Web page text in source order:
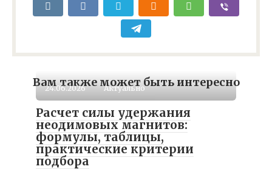
Вам также может быть интересно
24.06.2026 Актуально
Расчет силы удержания
неодимовых магнитов:
формулы, таблицы,
практические критерии
подбора